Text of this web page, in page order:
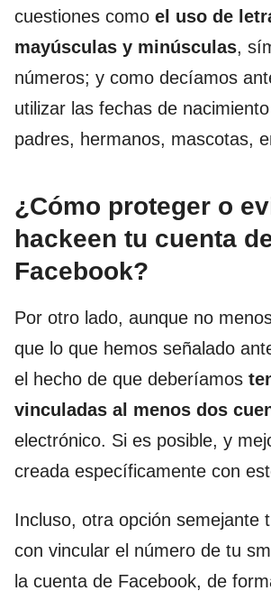
cuestiones como el uso de
mayúsculas y minúsculas,
números; y como decíamos
utilizar las fechas de
padres, hermanos, mascotas,
¿Cómo proteger o
hackeen tu cuenta
Facebook?
Por otro lado, aunque no
que lo que hemos señalado
el hecho de que deberíamos
vinculadas al menos dos
electrónico. Si es posible, y
creada específicamente con
Incluso, otra opción semejante
con vincular el número de tu
la cuenta de Facebook, de